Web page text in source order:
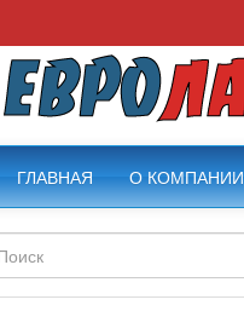
ГЛАВНАЯ О КОМПАНИИ